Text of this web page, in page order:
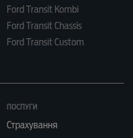
Ford Transit Kombi
Ford Transit Chassis
Ford Transit Custom
ПОСЛУГИ
Страхування